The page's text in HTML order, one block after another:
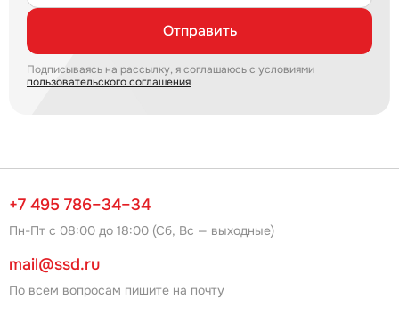
Отправить
Подписываясь на рассылку, я соглашаюсь с условиями
пользовательского соглашения
+7 495 786–34–34
Пн-Пт с 08:00 до 18:00 (Сб, Вс — выходные)
mail@ssd.ru
По всем вопросам пишите на почту